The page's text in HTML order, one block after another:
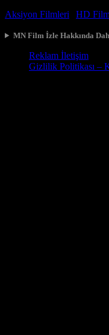
Aksiyon Filmleri
HD
MN Film İzle Hakkında
Reklam İletişim
Gizlilik Politikası –